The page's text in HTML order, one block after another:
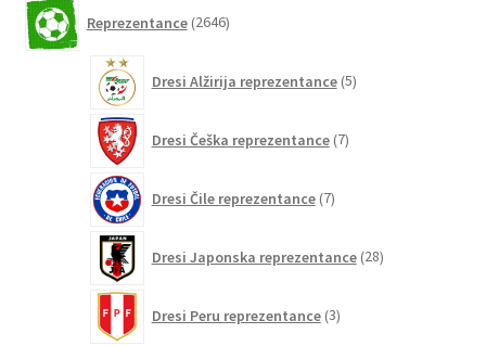
Reprezentance 2646izdelkov
Dresi Alžirija reprezentance 5izdelkov
Dresi Češka reprezentance 7izdelkov
Dresi Čile reprezentance 7izdelkov
Dresi Japonska reprezentance 28izdelkov
Dresi Peru reprezentance 3izdelki